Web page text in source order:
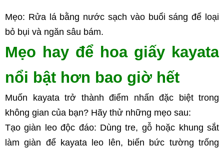
Mẹo: Rửa lá bằng nước sạch vào buổi sáng để loại
bỏ bụi và ngăn sâu bám.
Mẹo hay để hoa giấy kayata
nổi bật hơn bao giờ hết
Muốn kayata trở thành điểm nhấn đặc biệt trong
không gian của bạn? Hãy thử những mẹo sau:
Tạo giàn leo độc đáo: Dùng tre, gỗ hoặc khung sắt
làm giàn để kayata leo lên, biến bức tường trống